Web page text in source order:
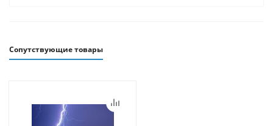
Сопутствующие товары